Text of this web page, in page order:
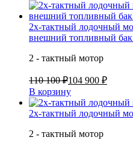
2х-тактный лодочный
внешний топливный бак
2 - тактный мотор
110 100 ₽104 900 ₽
В корзину
2х-тактный лодочный
2 - тактный мотор